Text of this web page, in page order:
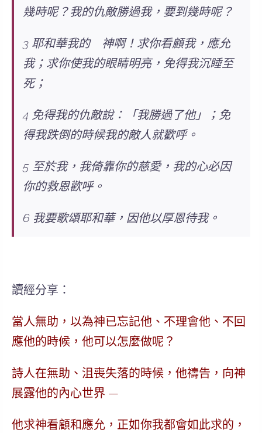
幾時呢？我的仇敵勝過我，要到幾時呢？
3 耶和華我的 神啊！求你看顧我，應允
我； 求你使我的眼睛明亮，免得我沉睡至
死；
4 免得我的仇敵說：「我勝過了他」； 免
得我跌倒的時候我的敵人就歡呼。
5 至於我，我倚靠你的慈愛，我的心必因
你的救恩歡呼。
6 我要歌頌耶和華，因他以厚恩待我。
讀經分享：
當人無助，以為神已忘記他、不理會他、不回
應他的時候，他可以怎麼做呢？
詩人在無助、沮喪失落的時候，他禱告 ，向神
展露他的內心世界 —
他求神看顧和應允，正如你我都會如此求的，